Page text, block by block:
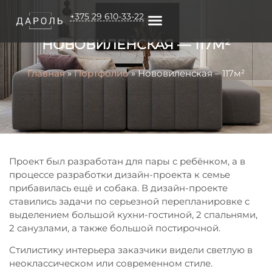
+375 29 610-33-22
НОВОВИЛЕНСКАЯ — 117М²
Главная»Портфолио»Нововиленская – 117м²
Проект был разработан для пары с ребёнком, а в
процессе разработки дизайн-проекта к семье
прибавилась ещё и собака. В дизайн-проекте
ставились задачи по серьезной перепланировке с
выделением большой кухни-гостиной, 2 спальнями,
2 санузлами, а также большой постирочной.
Стилистику интерьера заказчики видели светлую в
неоклассическом или современном стиле.